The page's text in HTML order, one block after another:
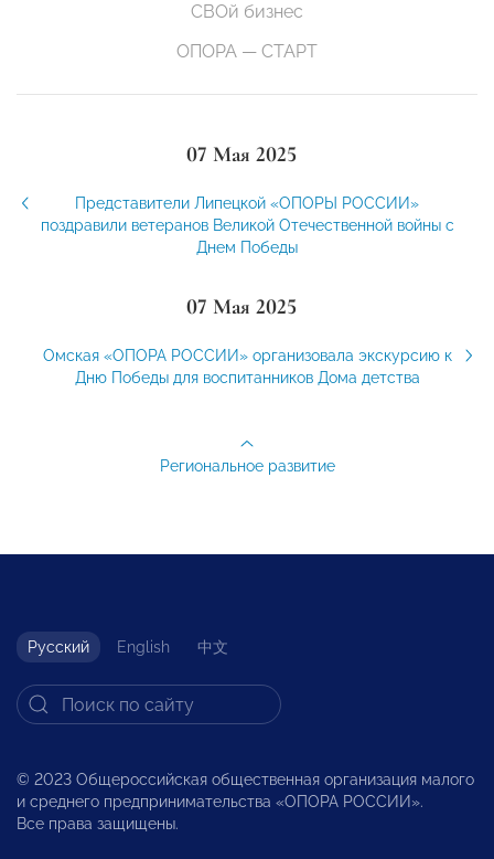
СВОй бизнес
ОПОРА — СТАРТ
07 Мая 2025
Представители Липецкой «ОПОРЫ РОССИИ»
поздравили ветеранов Великой Отечественной войны с
Днем Победы
07 Мая 2025
Омская «ОПОРА РОССИИ» организовала экскурсию к
Дню Победы для воспитанников Дома детства
Региональное развитие
Русский English 中文
© 2023 Общероссийская общественная организация малого
и среднего предпринимательства «ОПОРА РОССИИ».
Все права защищены.